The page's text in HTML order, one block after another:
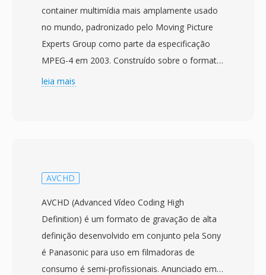
container multimídia mais amplamente usado
no mundo, padronizado pelo Moving Picture
Experts Group como parte da especificação
MPEG-4 em 2003. Construído sobre o formato
de mídia base ISO (MPEG-4 Part 12), que por
H.264 ou H.265 com áudio AAC, embora
alternativos incluindo AV1, VP9, MPEG-4 Visual,
AC-3 e ALAC. O design suporta recursos
avançados como dicas de streaming para
download progressivo é streaming adaptativo,
leia mais
AVCHD
AVCHD (Advanced Vídeo Coding High
Definition) é um formato de gravação de alta
definição desenvolvido em conjunto pela Sony
é Panasonic para uso em filmadoras de
consumo é semi-profissionais. Anunciado em